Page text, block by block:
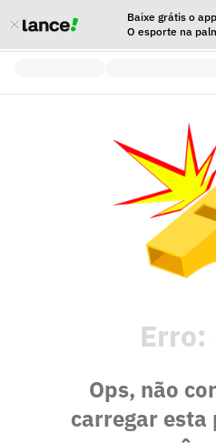
Baixe grátis o
O esporte na
Erro:
Ops, não
carregar esta